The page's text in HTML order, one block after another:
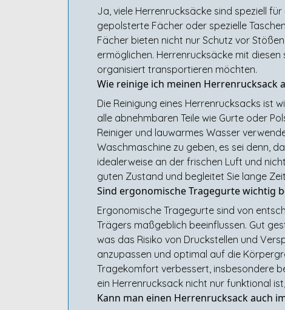
Ja, viele Herrenrucksäcke sind speziell
gepolsterte Fächer oder spezielle
Fächer bieten nicht nur Schutz vor
ermöglichen. Herrenrucksäcke mit
organisiert transportieren möchten.
Wie reinige ich meinen Herrenrucksack
Die Reinigung eines Herrenrucksacks ist
alle abnehmbaren Teile wie Gurte oder
Reiniger und lauwarmes Wasser
Waschmaschine zu geben, es sei denn,
idealerweise an der frischen Luft und
guten Zustand und begleitet Sie lange
Sind ergonomische Tragegurte wichtig
Ergonomische Tragegurte sind von
Trägers maßgeblich beeinflussen. Gut
was das Risiko von Druckstellen und
anzupassen und optimal auf die
Tragekomfort verbessert, insbesondere
ein Herrenrucksack nicht nur funktional
Kann man einen Herrenrucksack auch